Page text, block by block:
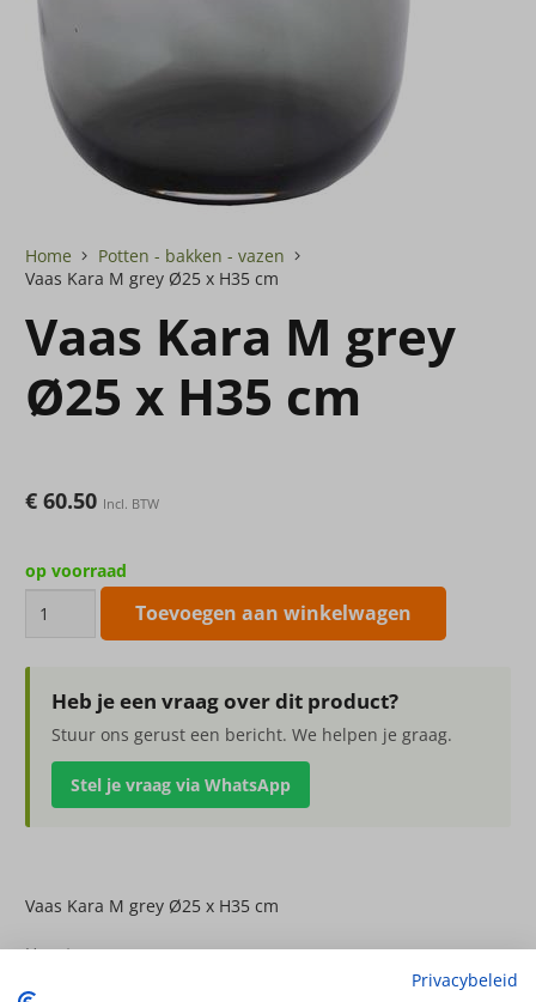
Home
Potten - bakken - vazen
Vaas Kara M grey Ø25 x H35 cm
Vaas Kara M grey
Ø25 x H35 cm
€ 60.50 Incl. BTW
op voorraad
M
grey
Ø25
cm
Toevoegen aan winkelwagen
Heb je een vraag over dit product?
Stuur ons gerust een bericht. We helpen je graag.
Stel je vraag via WhatsApp
Vaas Kara M grey Ø25 x H35 cm
Hoogte
Privacybeleid